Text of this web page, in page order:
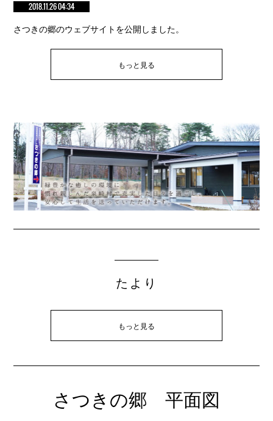
2018.11.26 04:34
さつきの郷のウェブサイトを公開しました。
もっと見る
たより
もっと見る
さつきの郷 平面図